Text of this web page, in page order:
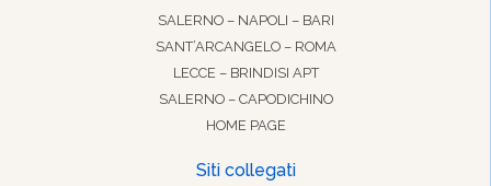
SALERNO – NAPOLI – BARI
SANT’ARCANGELO – ROMA
LECCE – BRINDISI APT
SALERNO – CAPODICHINO
HOME PAGE
Siti collegati